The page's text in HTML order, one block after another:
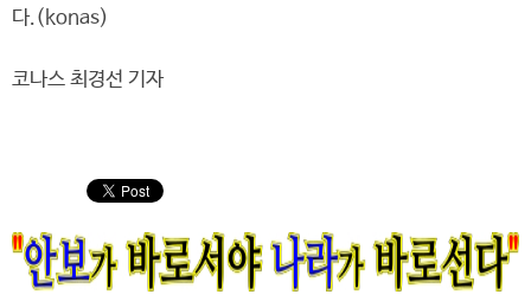
다.(konas)
코나스 최경선 기자